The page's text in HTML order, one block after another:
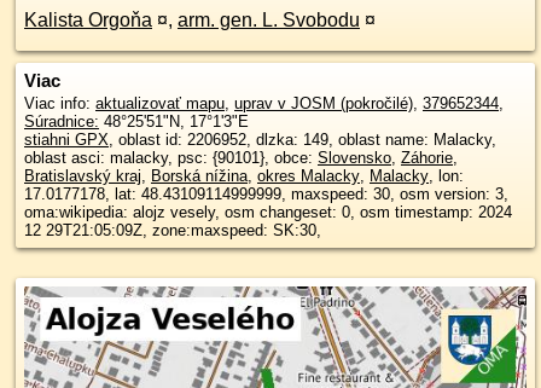
Kalista Orgoňa ¤, arm. gen. L. Svobodu ¤
Viac
Viac info: aktualizovať mapu, uprav v JOSM (pokročilé), 379652344,
Súradnice: 48°25'51"N, 17°1'3"E
stiahni GPX, oblast id: 2206952, dlzka: 149, oblast name: Malacky,
oblast asci: malacky, psc: {90101}, obce: Slovensko, Záhorie,
Bratislavský kraj, Borská nížina, okres Malacky, Malacky, lon:
17.0177178, lat: 48.43109114999999, maxspeed: 30, osm version: 3,
oma:wikipedia: alojz vesely, osm changeset: 0, osm timestamp: 2024
12 29T21:05:09Z, zone:maxspeed: SK:30,